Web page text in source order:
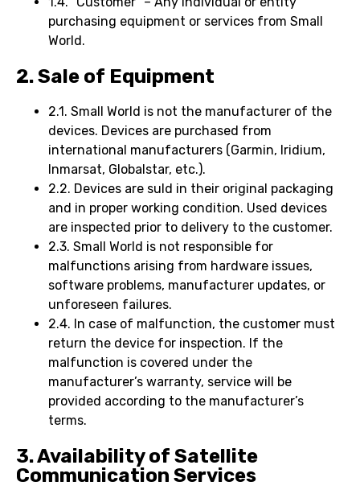
purchasing equipment or services from Small
World.
2. Sale of Equipment
2.1. Small World is not the manufacturer of the
devices. Devices are purchased from
international manufacturers (Garmin, Iridium,
Inmarsat, Globalstar, etc.).
2.2. Devices are suld in their original packaging
and in proper working condition. Used devices
are inspected prior to delivery to the customer.
2.3. Small World is not responsible for
malfunctions arising from hardware issues,
software problems, manufacturer updates, or
unforeseen failures.
2.4. In case of malfunction, the customer must
return the device for inspection. If the
malfunction is covered under the
manufacturer’s warranty, service will be
provided according to the manufacturer’s
terms.
3. Availability of Satellite
Communication Services